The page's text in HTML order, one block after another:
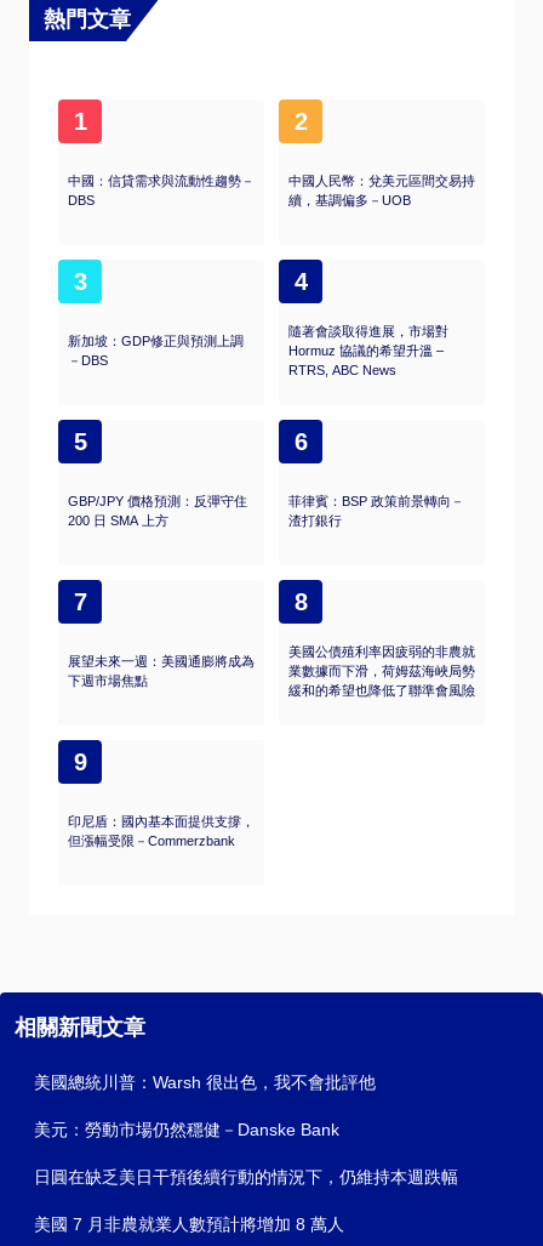
熱門文章
1
中國：信貸需求與流動性趨勢－
DBS
2
中國人民幣：兌美元區間交易持
續，基調偏多－UOB
3
新加坡：GDP修正與預測上調
－DBS
4
隨著會談取得進展，市場對
Hormuz 協議的希望升溫 –
RTRS, ABC News
5
GBP/JPY 價格預測：反彈守住
200 日 SMA 上方
6
菲律賓：BSP 政策前景轉向－
渣打銀行
7
展望未來一週：美國通膨將成為
下週市場焦點
8
美國公債殖利率因疲弱的非農就
業數據而下滑，荷姆茲海峽局勢
緩和的希望也降低了聯準會風險
9
印尼盾：國內基本面提供支撐，
但漲幅受限－Commerzbank
相關新聞文章
美國總統川普：Warsh 很出色，我不會批評他
美元：勞動市場仍然穩健－Danske Bank
日圓在缺乏美日干預後續行動的情況下，仍維持本週跌幅
美國 7 月非農就業人數預計將增加 8 萬人